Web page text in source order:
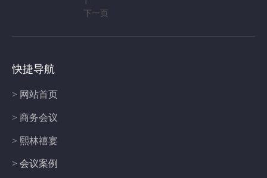
下一页
快捷导航
> 网站首页
> 商务会议
> 熙林禧宴
> 会议案例